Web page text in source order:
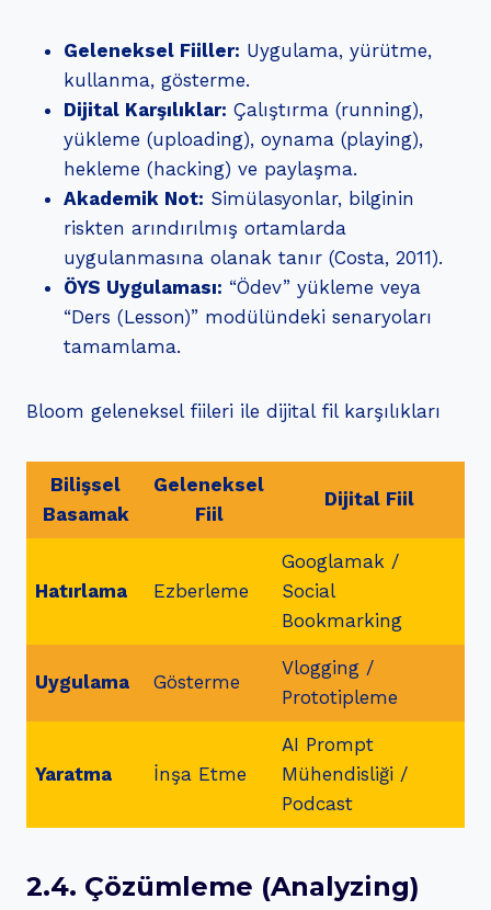
Geleneksel Fiiller: Uygulama, yürütme,
kullanma, gösterme.
Dijital Karşılıklar: Çalıştırma (running),
yükleme (uploading), oynama (playing),
hekleme (hacking) ve paylaşma.
Akademik Not: Simülasyonlar, bilginin
riskten arındırılmış ortamlarda
uygulanmasına olanak tanır (Costa, 2011).
ÖYS Uygulaması: “Ödev” yükleme veya
“Ders (Lesson)” modülündeki senaryoları
tamamlama.
Bloom geleneksel fiileri ile dijital fil karşılıkları
Bilişsel
Basamak
Geleneksel
Fiil
Dijital Fiil
Hatırlama Ezberleme
Googlamak /
Social
Bookmarking
Uygulama Gösterme
Vlogging /
Prototipleme
Yaratma İnşa Etme
AI Prompt
Mühendisliği /
Podcast
2.4. Çözümleme (Analyzing)